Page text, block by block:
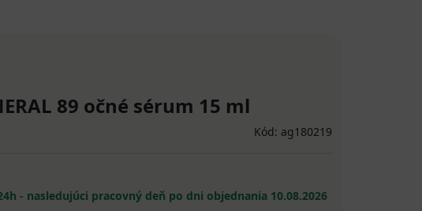
89 očné sérum 15 ml
Kód: ag180219
- nasledujúci pracovný deň po dni objednania 10.08.2026